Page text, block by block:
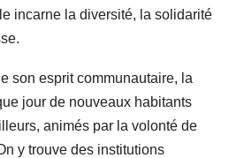
incarne la diversité, la solidarité
son esprit communautaire, la
jour de nouveaux habitants
animés par la volonté de
y trouve des institutions